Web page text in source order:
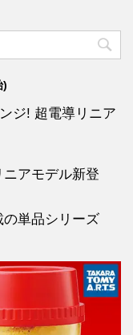
)
ジ! 超電導リニア
アモデル新登
単品シリーズ